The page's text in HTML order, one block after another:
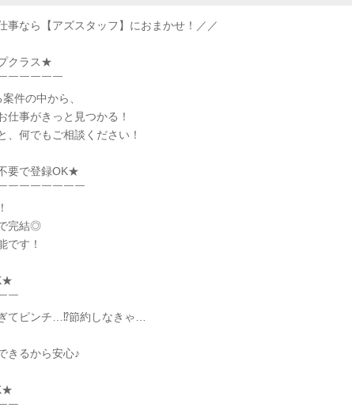
事なら【アズスタッフ】におまかせ！／／
クラス★
￣￣￣￣￣
件の中から、
仕事がきっと見つかる！
、何でもご相談ください！
要で登録OK★
￣￣￣￣￣￣￣
完結◎
です！
￣
てピンチ…⁉節約しなきゃ…
きるから安心♪
￣